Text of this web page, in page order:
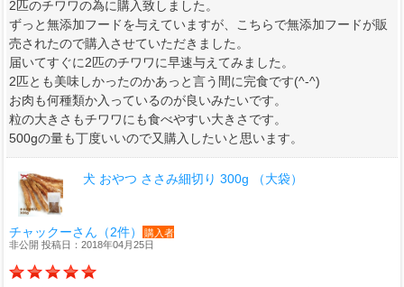
2匹のチワワの為に購入致しました。
ずっと無添加フードを与えていますが、こちらで無添加フードが販
売されたので購入させていただきました。
届いてすぐに2匹のチワワに早速与えてみました。
2匹とも美味しかったのかあっと言う間に完食です(^-^)
お肉も何種類か入っているのが良いみたいです。
粒の大きさもチワワにも食べやすい大きさです。
500gの量も丁度いいので又購入したいと思います。
犬 おやつ ささみ細切り 300g （大袋）
チャックーさん（2件）
購入者
非公開 投稿日：2018年04月25日